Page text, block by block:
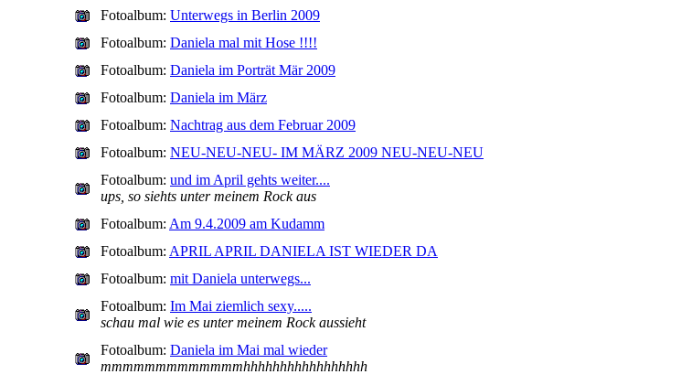
Fotoalbum: Unterwegs in Berlin 2009
Fotoalbum: Daniela mal mit Hose !!!!
Fotoalbum: Daniela im Porträt Mär 2009
Fotoalbum: Daniela im März
Fotoalbum: Nachtrag aus dem Februar 2009
Fotoalbum: NEU-NEU-NEU- IM MÄRZ 2009 NEU-NEU-NEU
Fotoalbum: und im April gehts weiter....
ups, so siehts unter meinem Rock aus
Fotoalbum: Am 9.4.2009 am Kudamm
Fotoalbum: APRIL APRIL DANIELA IST WIEDER DA
Fotoalbum: mit Daniela unterwegs...
Fotoalbum: Im Mai ziemlich sexy.....
schau mal wie es unter meinem Rock aussieht
Fotoalbum: Daniela im Mai mal wieder
mmmmmmmmmmmmmhhhhhhhhhhhhhhhhh